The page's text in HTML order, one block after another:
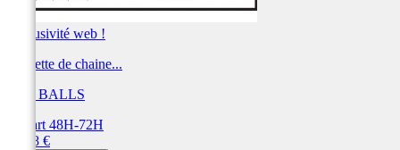
Exclusivité web !
Roulette de chaine...
ALL BALLS
Départ 48H-72H
14,18 €